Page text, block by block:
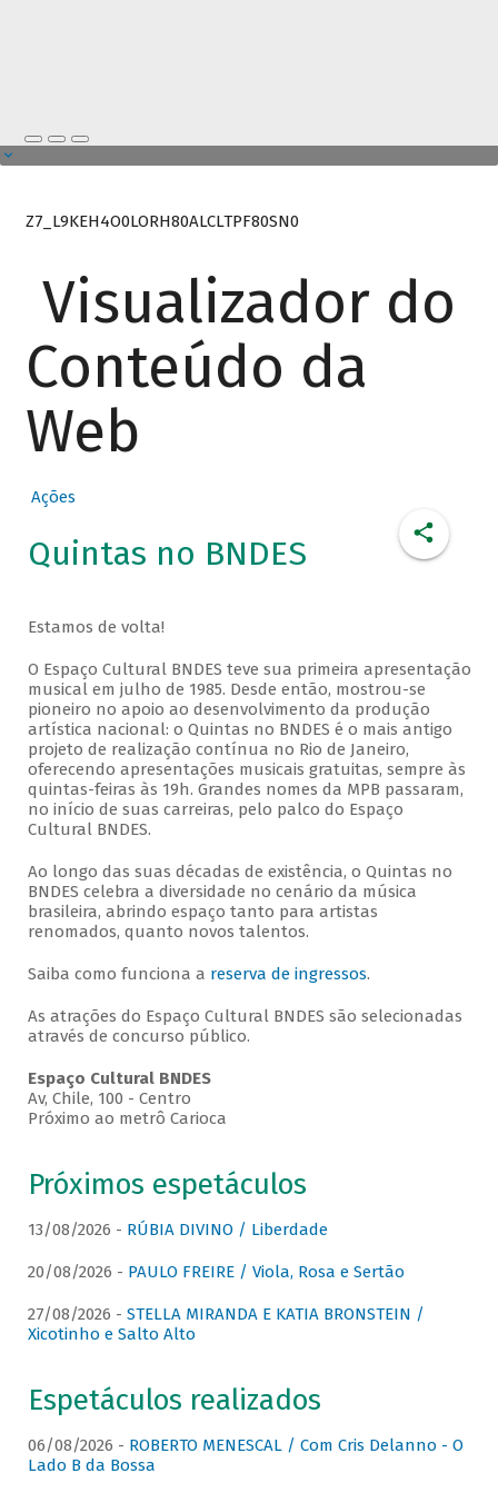
Z7_L9KEH4O0LORH80ALCLTPF80SN0
Visualizador do
Conteúdo da
Web
Ações
Quintas no BNDES
Estamos de volta!
O Espaço Cultural BNDES teve sua primeira apresentação
musical em julho de 1985. Desde então, mostrou-se
pioneiro no apoio ao desenvolvimento da produção
artística nacional: o Quintas no BNDES é o mais antigo
projeto de realização contínua no Rio de Janeiro,
oferecendo apresentações musicais gratuitas, sempre às
quintas-feiras às 19h. Grandes nomes da MPB passaram,
no início de suas carreiras, pelo palco do Espaço
Cultural BNDES.
Ao longo das suas décadas de existência, o Quintas no
BNDES celebra a diversidade no cenário da música
brasileira, abrindo espaço tanto para artistas
renomados, quanto novos talentos.
Saiba como funciona a reserva de ingressos.
As atrações do Espaço Cultural BNDES são selecionadas
através de concurso público.
Espaço Cultural BNDES
Av, Chile, 100 - Centro
Próximo ao metrô Carioca
Próximos espetáculos
13/08/2026 - RÚBIA DIVINO / Liberdade
20/08/2026 - PAULO FREIRE / Viola, Rosa e Sertão
27/08/2026 - STELLA MIRANDA E KATIA BRONSTEIN /
Xicotinho e Salto Alto
Espetáculos realizados
06/08/2026 - ROBERTO MENESCAL / Com Cris Delanno - O
Lado B da Bossa